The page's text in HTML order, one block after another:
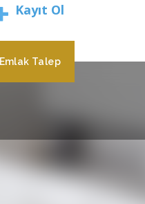
Kayıt Ol
Emlak Talep